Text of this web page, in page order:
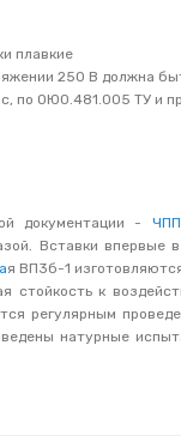
плавкие
250 В должна
по ОЮ0.481.005 ТУ и
документации -
Вставки
я ВП3б-1
стойкость к
регулярным
натурные